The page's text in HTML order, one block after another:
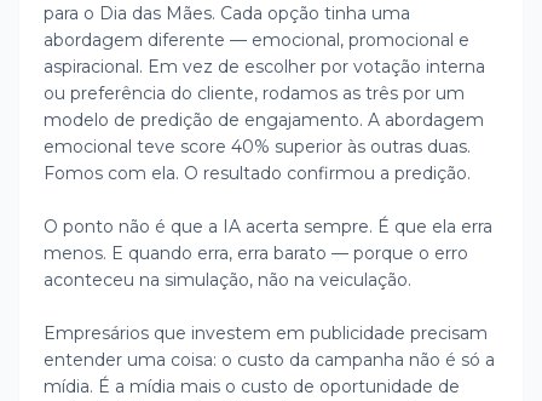
para o Dia das Mães. Cada opção tinha uma
abordagem diferente — emocional, promocional e
aspiracional. Em vez de escolher por votação interna
ou preferência do cliente, rodamos as três por um
modelo de predição de engajamento. A abordagem
emocional teve score 40% superior às outras duas.
Fomos com ela. O resultado confirmou a predição.
O ponto não é que a IA acerta sempre. É que ela erra
menos. E quando erra, erra barato — porque o erro
aconteceu na simulação, não na veiculação.
Empresários que investem em publicidade precisam
entender uma coisa: o custo da campanha não é só a
mídia. É a mídia mais o custo de oportunidade de